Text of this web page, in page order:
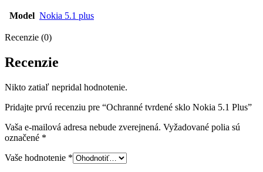
Model Nokia 5.1 plus
Recenzie (0)
Recenzie
Nikto zatiaľ nepridal hodnotenie.
Pridajte prvú recenziu pre “Ochranné tvrdené sklo Nokia 5.1 Plus”
Vaša e-mailová adresa nebude zverejnená. Vyžadované polia sú
označené *
Vaše hodnotenie *